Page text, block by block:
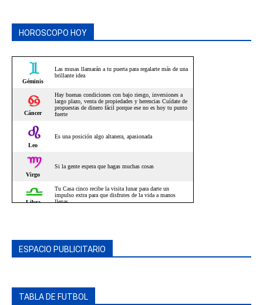
HOROSCOPO HOY
ESPACIO PUBLICITARIO
TABLA DE FUTBOL